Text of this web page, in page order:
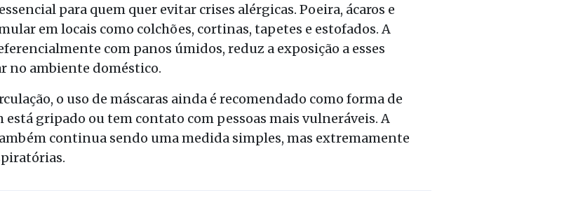
para quem quer evitar crises alérgicas. Poeira, ácaros e
em locais como colchões, cortinas, tapetes e estofados. A
com panos úmidos, reduz a exposição a esses
no ambiente doméstico.
o uso de máscaras ainda é recomendado como forma de
gripado ou tem contato com pessoas mais vulneráveis. A
continua sendo uma medida simples, mas extremamente